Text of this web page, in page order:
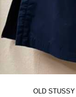
OLD